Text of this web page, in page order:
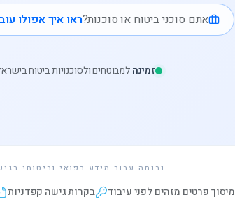
אתם סוכני ביטוח או סוכנות?ראו איך אפולו
זמינהלמבוטחים ולסוכנויות ביטוח
נבנתה עבור מידע רפואי וביטוחי
מיסוך פרטים מזהים לפני עיבוד בקרות גישה קפדניות